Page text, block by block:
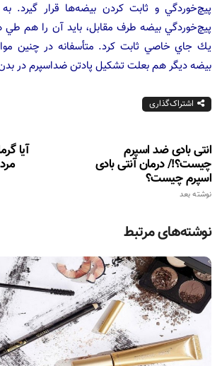
پيچ‌خوردگي و ثابت كردن بيضه‌ها قرار گيرد.
پيچ‌خوردگي بيضه طرف مقابل‌، بايد آن را هم
يك جاي خاصي ثابت كرد. متأسفانه در چنين
بيضه ديگر هم بعلت تشكيل پادتن ضداسپرم در
اشتراک‌گذاری
آیا انتی بادی ضد اسپرم
چیست؟!/ درمان آنتی بادی
اسپرم چیست؟
نوشته بعد
نوشته‌های مرتبط